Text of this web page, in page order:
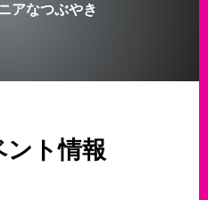
アなつぶやき
ント情報